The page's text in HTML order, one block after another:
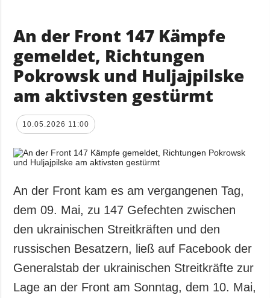
An der Front 147 Kämpfe
gemeldet, Richtungen
Pokrowsk und Huljajpilske
am aktivsten gestürmt
10.05.2026 11:00
An der Front kam es am vergangenen Tag,
dem 09. Mai, zu 147 Gefechten zwischen
den ukrainischen Streitkräften und den
russischen Besatzern, ließ auf Facebook der
Generalstab der ukrainischen Streitkräfte zur
Lage an der Front am Sonntag, dem 10. Mai,